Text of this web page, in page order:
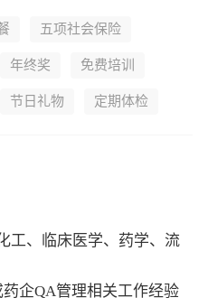
五项社会保险
年终奖 免费培训
节日礼物 定期体检
工、临床医学、药学、流
企QA管理相关工作经验